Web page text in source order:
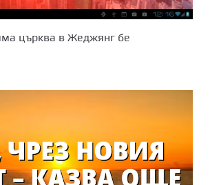
църква в Жеджянг бе